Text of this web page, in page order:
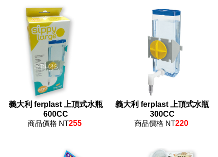
義大利 ferplast 上頂式水瓶
600CC
商品價格 NT255
義大利 ferplast 上頂式水瓶
300CC
商品價格 NT220